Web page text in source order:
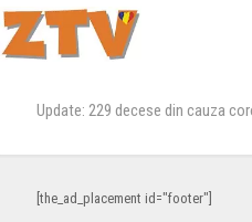
Update: 229 decese din cauza
[the_ad_placement id="footer"]